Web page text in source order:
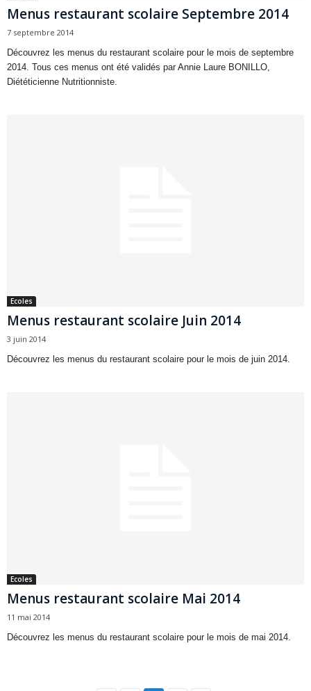
Menus restaurant scolaire Septembre 2014
7 septembre 2014
Découvrez les menus du restaurant scolaire pour le mois de septembre
2014. Tous ces menus ont été validés par Annie Laure BONILLO,
Diététicienne Nutritionniste.
Ecoles
Menus restaurant scolaire Juin 2014
3 juin 2014
Découvrez les menus du restaurant scolaire pour le mois de juin 2014.
Ecoles
Menus restaurant scolaire Mai 2014
11 mai 2014
Découvrez les menus du restaurant scolaire pour le mois de mai 2014.